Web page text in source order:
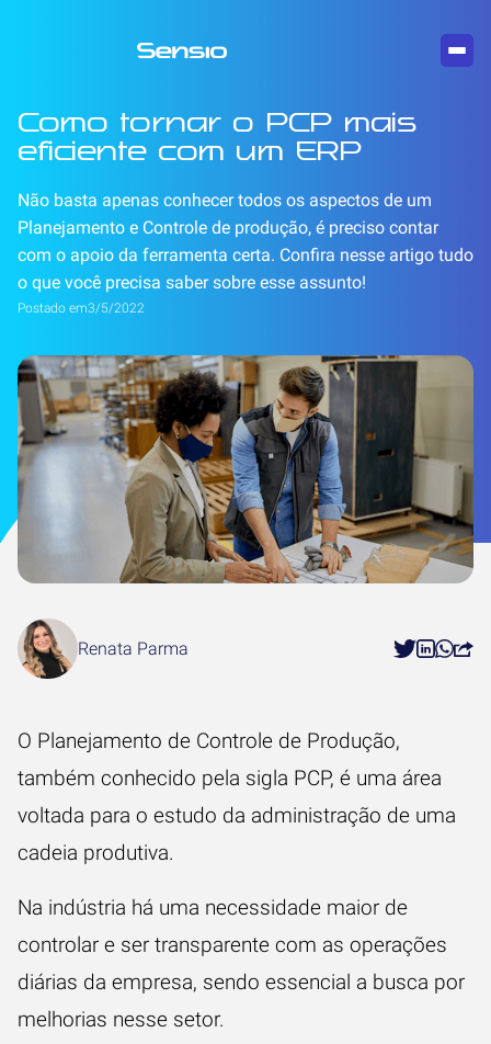
Como tornar o PCP mais
eficiente com um ERP
Não basta apenas conhecer todos os aspectos de um
Planejamento e Controle de produção, é preciso contar
com o apoio da ferramenta certa. Confira nesse artigo tudo
o que você precisa saber sobre esse assunto!
Postado em3/5/2022
Renata Parma
O Planejamento de Controle de Produção,
também conhecido pela sigla PCP, é uma área
voltada para o estudo da administração de uma
cadeia produtiva.
Na indústria há uma necessidade maior de
controlar e ser transparente com as operações
diárias da empresa, sendo essencial a busca por
melhorias nesse setor.